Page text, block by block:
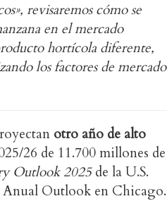
revisaremos cómo se
en el mercado
hortícola diferente,
los factores de mercado
otro año de alto
26 de 11.700 millones de
Outlook 2025de la U.S.
Outlook en Chicago.